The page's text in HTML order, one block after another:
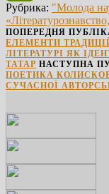
PrintFriendly
Рубрика: "Молода
ПОПЕРЕДНЯ
ЕЛЕМЕНТИ
ЛІТЕРАТУРІ ЯК
ТАТАР НАСТУПНА
ПОЕТИКА
СУЧАСНОЇ